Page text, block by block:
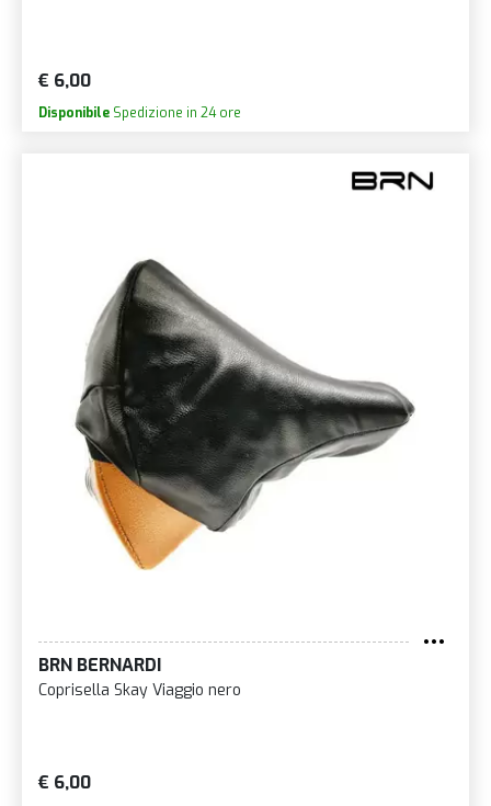
€ 6,00
Disponibile Spedizione in 24 ore
BRN BERNARDI
Coprisella Skay Viaggio nero
€ 6,00